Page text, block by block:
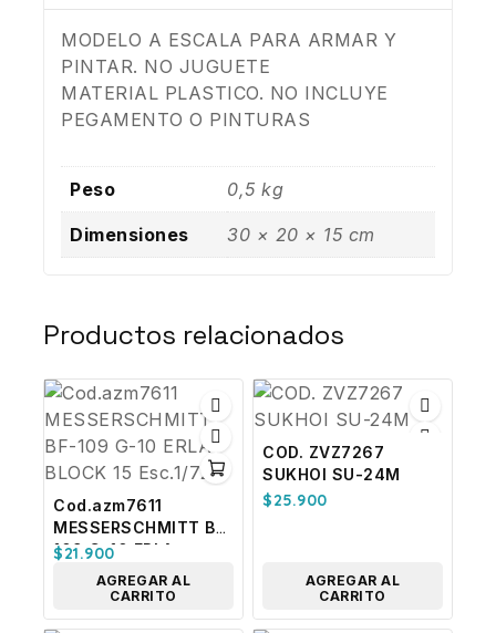
MODELO A ESCALA PARA ARMAR Y
PINTAR. NO JUGUETE
MATERIAL PLASTICO. NO INCLUYE
PEGAMENTO O PINTURAS
Peso 0,5 kg
Dimensiones 30 × 20 × 15 cm
Productos relacionados
Cod.azm7611
MESSERSCHMITT BF-
109 G-10 ERLA
BLOCK 15 Esc.1/72
$21.900
AGREGAR AL
CARRITO
COD. ZVZ7267
SUKHOI SU-24M
$25.900
AGREGAR AL
CARRITO